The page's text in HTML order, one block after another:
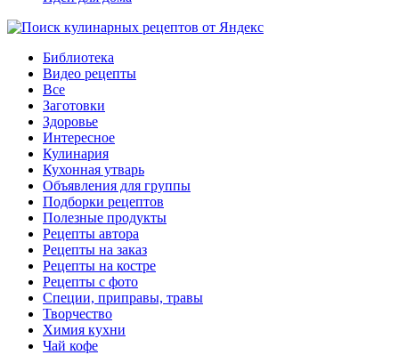
Библиотека
Видео рецепты
Все
Заготовки
Здоровье
Интересное
Кулинария
Кухонная утварь
Объявления для группы
Подборки рецептов
Полезные продукты
Рецепты автора
Рецепты на заказ
Рецепты на костре
Рецепты с фото
Специи, приправы, травы
Творчество
Химия кухни
Чай кофе